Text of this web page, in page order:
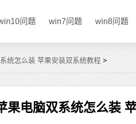
问题 win7问题 win8问题
统怎么装 苹果安装双系统教程 >
果电脑双系统怎么装